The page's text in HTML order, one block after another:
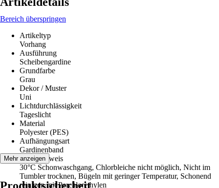
Bereich überspringen
Artikeltyp
Vorhang
Ausführung
Scheibengardine
Grundfarbe
Grau
Dekor / Muster
Uni
Lichtdurchlässigkeit
Tageslicht
Material
Polyester (PES)
Aufhängungsart
Gardinenband
Pflegehinweis
30°C Schonwaschgang, Chlorbleiche nicht möglich, Nicht im
Tumbler trocknen, Bügeln mit geringer Temperatur, Schonend
reinigen mit Perchlorethylen
Mehr anzeigen